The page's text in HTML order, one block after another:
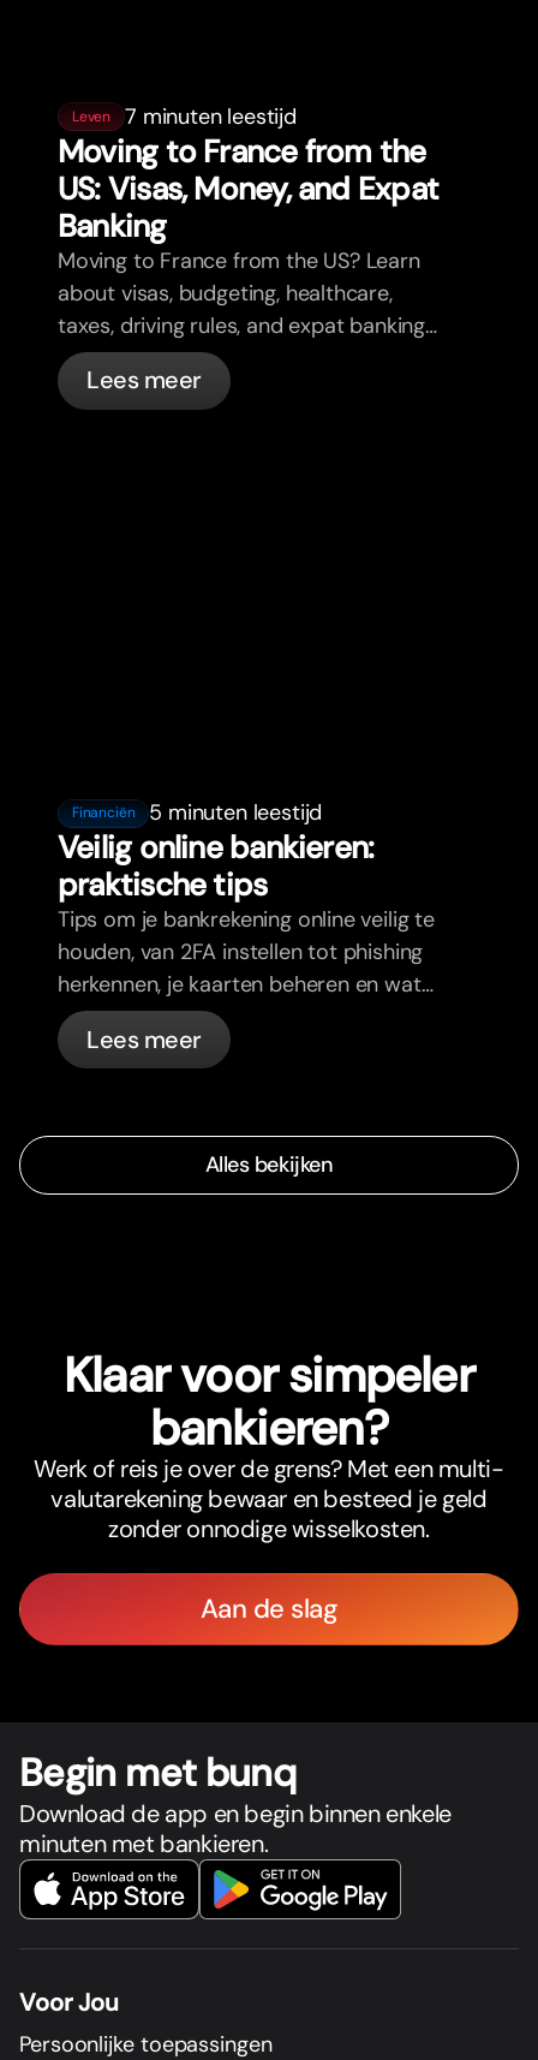
Leven 7 minuten leestijd
Moving to France from the
US: Visas, Money, and Expat
Banking
Moving to France from the US? Learn
about visas, budgeting, healthcare,
taxes, driving rules, and expat banking
in France with bunq.
Lees meer
Financiën 5 minuten leestijd
Veilig online bankieren:
praktische tips
Tips om je bankrekening online veilig te
houden, van 2FA instellen tot phishing
herkennen, je kaarten beheren en wat
bunq automatisch voor je regelt.
Lees meer
Alles bekijken
Klaar voor simpeler
bankieren?
Werk of reis je over de grens? Met een multi-
valutarekening bewaar en besteed je geld
zonder onnodige wisselkosten.
Aan de slag
Begin met bunq
Download de app en begin binnen enkele
minuten met bankieren.
Voor Jou
Persoonlijke toepassingen